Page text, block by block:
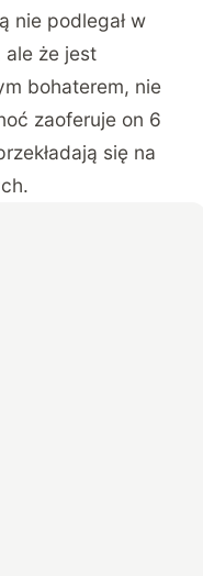
nie podlegał w
że jest
bohaterem, nie
zaoferuje on 6
się na